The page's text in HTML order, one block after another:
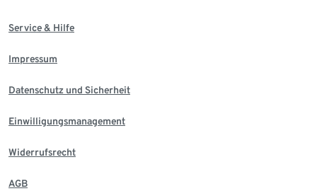
Service & Hilfe
Impressum
Datenschutz und Sicherheit
Einwilligungsmanagement
Widerrufsrecht
AGB